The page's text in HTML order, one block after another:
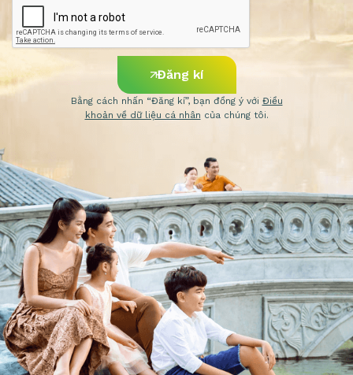
Bằng cách nhấn “Đăng kí”, bạn đồng ý với Điều
khoản về dữ liệu cá nhân của chúng tôi.
Đăng kí